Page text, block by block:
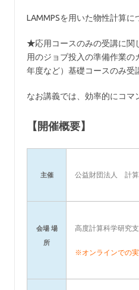
LAMMPSを用いた物性計算に
★応用コースのみの受講に関
用のジョブ投入の準備作業
年度など）基礎コースのみ受
なお講義では、効率的にコマ
【開催概要】
主催 公益財団法人 計算
会場 場
所
高度計算科学研究
※オンラインでの実